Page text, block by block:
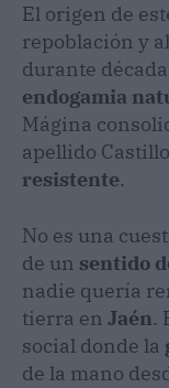
El origen de
repoblación y
durante
endogamia
Mágina
apellido
resistente.
No es una
de un sentido
nadie quería
tierra en Jaén.
social donde la
de la mano